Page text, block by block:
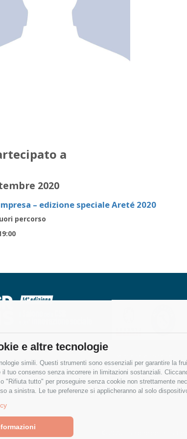
e altre tecnologie
simili. Questi strumenti sono essenziali per garantire la
il tuo consenso senza incorrere in limitazioni sostanziali.
"Rifiuta tutto" per proseguire senza cookie non strettamente
a sinistra. Le tue preferenze si applicheranno al solo
a
2020
– edizione speciale Areté 2020
percorso
sociale applica un sistema
sostenibile degli eventi
© 2026 Il Salone della CSR